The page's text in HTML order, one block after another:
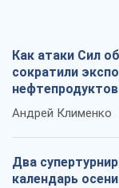
Как атаки Сил
сократили
нефтепродуктов
Андрей Клименко
Два
календарь